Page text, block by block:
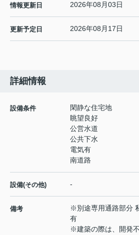
情報更新日 2026年08月03日
更新予定日 2026年08月17日
詳細情報
設備条件
閑静な住宅地
眺望良好
公営水道
公共下水
電気有
南道路
設備(その他) -
備考
※別途専用通路部分
有
※建築の際は、開発